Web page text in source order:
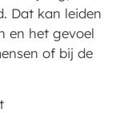
Dat kan leiden
en het gevoel
of bij de